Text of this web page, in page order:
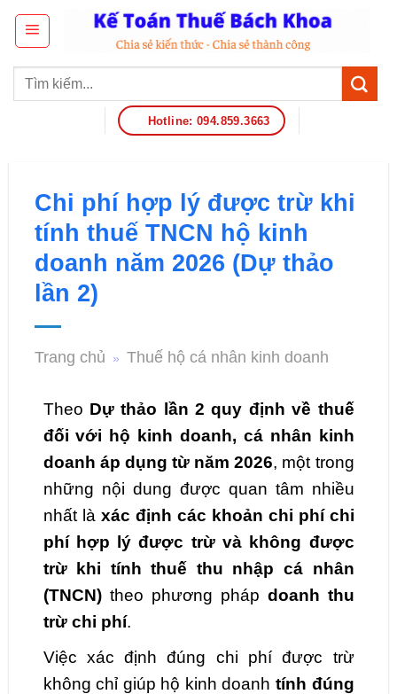
Hotline: 094.859.3663
Chi phí hợp lý được trừ khi
tính thuế TNCN hộ kinh
doanh năm 2026 (Dự thảo
lần 2)
Trang chủ » Thuế hộ cá nhân kinh doanh
Theo Dự thảo lần 2 quy định về thuế
đối với hộ kinh doanh, cá nhân kinh
doanh áp dụng từ năm 2026, một trong
những nội dung được quan tâm nhiều
nhất là xác định các khoản chi phí chi
phí hợp lý được trừ và không được
trừ khi tính thuế thu nhập cá nhân
(TNCN)theo phương pháp doanh thu
trừ chi phí.
Việc xác định đúng chi phí được trừ
không chỉ giúp hộ kinh doanh tính đúng